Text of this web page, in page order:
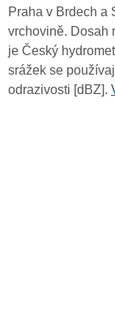
Praha v Brdech a
vrchovině. Dosah
je Český
srážek se
odrazivosti [dBZ].